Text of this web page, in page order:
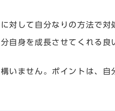
対して自分なりの方法で対
自身を成長させてくれる良
いません。ポイントは、自